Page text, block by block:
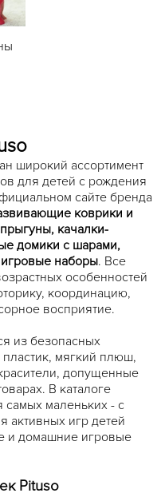
широкий ассортимент
для детей с рождения
сайте бренда
коврики и
качалки-
домики с шарами,
наборы. Все
особенностей
координацию,
восприятие.
из безопасных
мягкий плюш,
допущенные
В каталоге
самых маленьких - с
активных игр детей
и домашние игровые
Pituso